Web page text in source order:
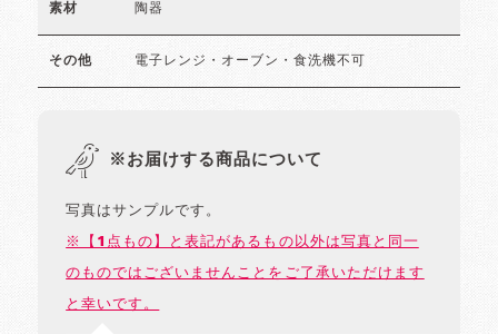
素材 陶器
その他 電子レンジ・オーブン・食洗機不可
※お届けする商品について
写真はサンプルです。
※【1点もの】と表記があるもの以外は写真と同一
のものではございませんことをご了承いただけます
と幸いです。